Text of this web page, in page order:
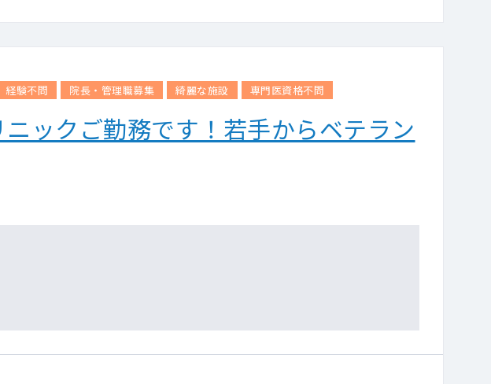
経験不問 院長・管理職募集 綺麗な施設 専門医資格不問
ックご勤務です！若手からベテラン